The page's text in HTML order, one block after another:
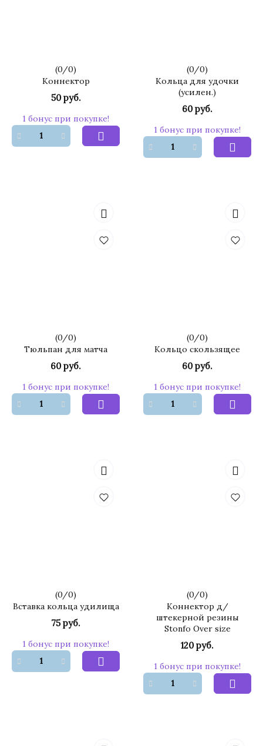
(0/0)
Коннектор
50 руб.
1 бонус при покупке!
(0/0)
Кольца для удочки
(усилен.)
60 руб.
1 бонус при покупке!
(0/0)
Тюльпан для матча
60 руб.
1 бонус при покупке!
(0/0)
Кольцо скользящее
60 руб.
1 бонус при покупке!
(0/0)
Вставка кольца удилища
75 руб.
1 бонус при покупке!
(0/0)
Коннектор д/
штекерной резины
Stonfo Over size
120 руб.
1 бонус при покупке!